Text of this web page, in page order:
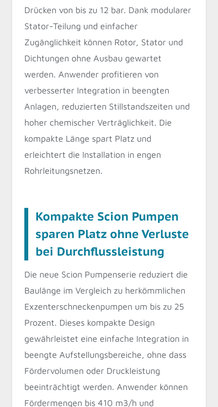
Drücken von bis zu 12 bar. Dank modularer
Stator-Teilung und einfacher
Zugänglichkeit können Rotor, Stator und
Dichtungen ohne Ausbau gewartet
werden. Anwender profitieren von
verbesserter Integration in beengten
Anlagen, reduzierten Stillstandszeiten und
hoher chemischer Verträglichkeit. Die
kompakte Länge spart Platz und
erleichtert die Installation in engen
Rohrleitungsnetzen.
Kompakte Scion Pumpen
sparen Platz ohne Verluste
bei Durchflussleistung
Die neue Scion Pumpenserie reduziert die
Baulänge im Vergleich zu herkömmlichen
Exzenterschneckenpumpen um bis zu 25
Prozent. Dieses kompakte Design
gewährleistet eine einfache Integration in
beengte Aufstellungsbereiche, ohne dass
Fördervolumen oder Druckleistung
beeinträchtigt werden. Anwender können
Fördermengen bis 410 m3/h und